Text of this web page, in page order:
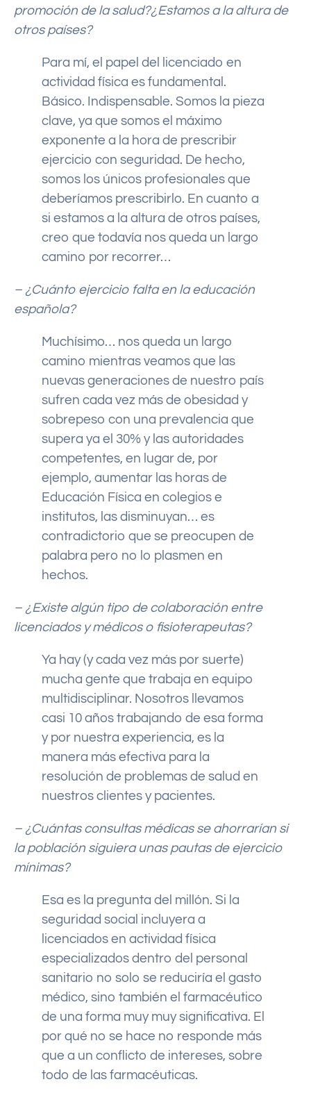
promoción de la salud?¿Estamos a la altura de
otros países?
Para mí, el papel del licenciado en
actividad física es fundamental.
Básico. Indispensable. Somos la pieza
clave, ya que somos el máximo
exponente a la hora de prescribir
ejercicio con seguridad. De hecho,
somos los únicos profesionales que
deberíamos prescribirlo. En cuanto a
si estamos a la altura de otros países,
creo que todavía nos queda un largo
camino por recorrer…
– ¿Cuánto ejercicio falta en la educación
española?
Muchísimo… nos queda un largo
camino mientras veamos que las
nuevas generaciones de nuestro país
sufren cada vez más de obesidad y
sobrepeso con una prevalencia que
supera ya el 30% y las autoridades
competentes, en lugar de, por
ejemplo, aumentar las horas de
Educación Física en colegios e
institutos, las disminuyan… es
contradictorio que se preocupen de
palabra pero no lo plasmen en
hechos.
– ¿Existe algún tipo de colaboración entre
licenciados y médicos o fisioterapeutas?
Ya hay (y cada vez más por suerte)
mucha gente que trabaja en equipo
multidisciplinar. Nosotros llevamos
casi 10 años trabajando de esa forma
y por nuestra experiencia, es la
manera más efectiva para la
resolución de problemas de salud en
nuestros clientes y pacientes.
– ¿Cuántas consultas médicas se ahorrarían si
la población siguiera unas pautas de ejercicio
mínimas?
Esa es la pregunta del millón. Si la
seguridad social incluyera a
licenciados en actividad física
especializados dentro del personal
sanitario no solo se reduciría el gasto
médico, sino también el farmacéutico
de una forma muy muy significativa. El
por qué no se hace no responde más
que a un conflicto de intereses, sobre
todo de las farmacéuticas.